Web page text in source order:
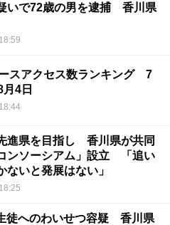
いで72歳の男を逮捕 香川県
スアクセス数ランキング 7
月4日
進県を目指し 香川県が共同
ンソーシアム」設立 「追い
ないと発展はない」
徒へのわいせつ容疑 香川県